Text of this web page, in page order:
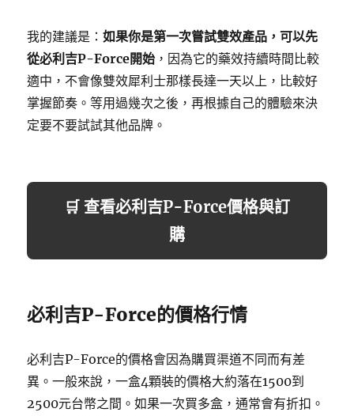
我的建議是：如果你是第一次嘗試雙效產品，可以先
從必利吉P-Force開始 ，因為它的藥效持續時間比較
適中，不會像雙效犀利士那樣長達一天以上，比較好
掌握節奏。等用過幾次之後，再根據自己的體驗來決
定要不要試試其他品牌。
🛒 查看必利吉P-Force價格與訂
購
必利吉P-Force的價格行情
必利吉P-Force的價格會因為購買渠道不同而有差
異。一般來說，一盒4顆裝的價格大約落在1500到
2500元台幣之間。如果一次買多盒，通常會有折扣。